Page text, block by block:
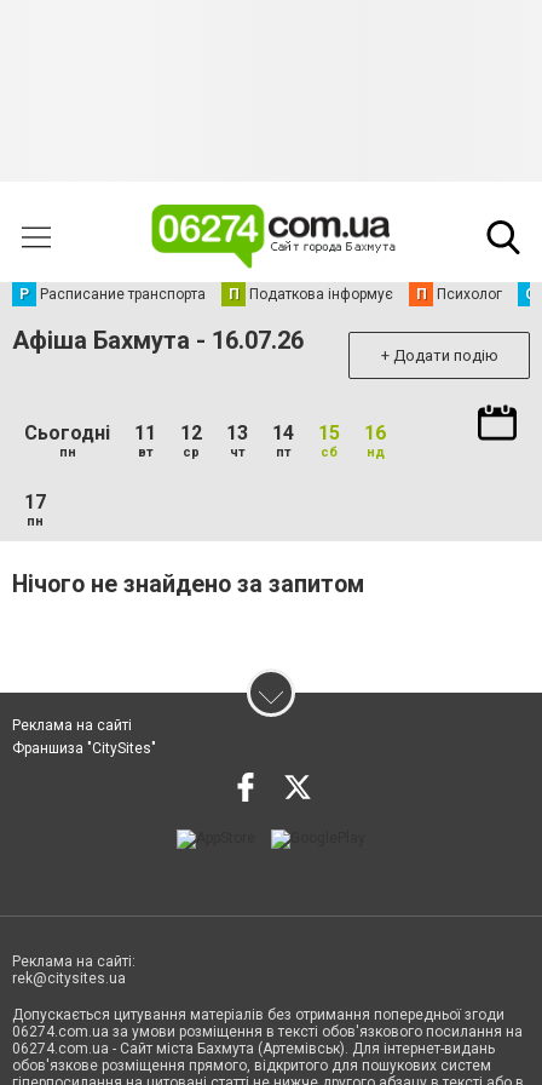
Р Расписание транспорта П Податкова інформує П Психолог С
Афіша Бахмута - 16.07.26 + Додати подію
Сьогодні
пн
11
вт
12
ср
13
чт
14
пт
15
сб
16
нд
17
пн
Нічого не знайдено за запитом
Реклама на сайті
Франшиза "CitySites"
Реклама на сайті:
rek@citysites.ua
Допускається цитування матеріалів без отримання попередньої згоди
06274.com.ua за умови розміщення в тексті обов'язкового посилання на
06274.com.ua - Сайт міста Бахмута (Артемівськ). Для інтернет-видань
обов'язкове розміщення прямого, відкритого для пошукових систем